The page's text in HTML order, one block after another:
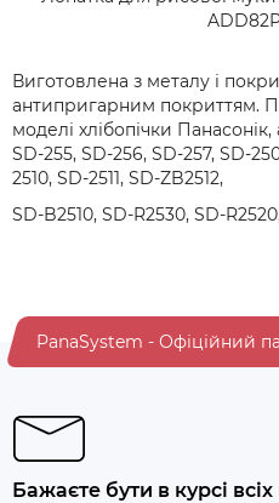
Виготовлена з металу і
антипригарним покриттям.
моделі хлібопічки
SD-255, SD-256, SD-257, SD-
2510, SD-2511, SD-ZB2512,
SD-B2510, SD-R2530, SD-
PanaSystem - Офіційний
Бажаєте бути в курсі